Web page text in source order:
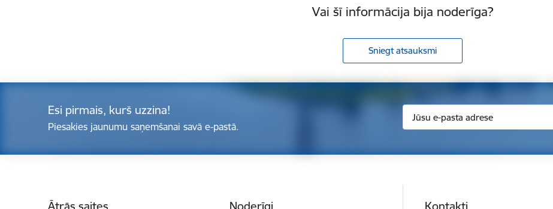
Vai šī informācija bija noderīga?
Sniegt atsauksmi
Esi pirmais, kurš uzzina!
Piesakies jaunumu saņemšanai savā e-pastā.
Ātrās saites Noderīgi Kontakti